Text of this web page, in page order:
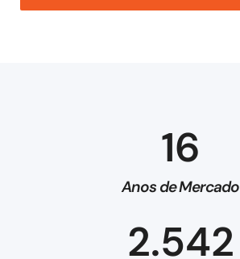
Anos de Mercado
16
2.542